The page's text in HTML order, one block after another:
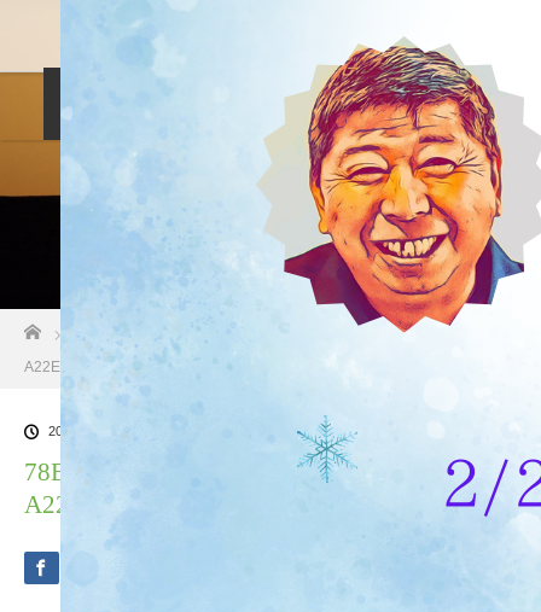
しつけ相談
その他のご案内
お問い合わせ
ブログ一覧
78EA9C52-0041-4F41-803A-
A22E108DA9DC
2025.02.18
78EA9C52-0041-4F41-803A-
A22E108DA9DC